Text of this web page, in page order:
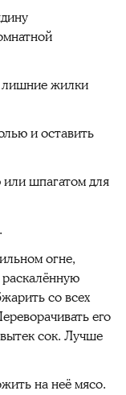
лишние жилки
и оставить
шпагатом для
огне,
со всех
его
сок. Лучше
на неё мясо.